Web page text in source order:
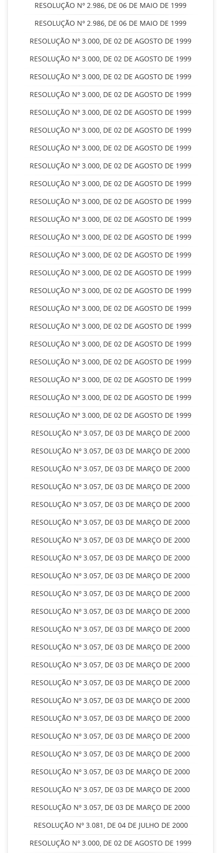
RESOLUÇÃO Nº 2.986, DE 06 DE MAIO DE 1999
RESOLUÇÃO Nº 2.986, DE 06 DE MAIO DE 1999
RESOLUÇÃO Nº 3.000, DE 02 DE AGOSTO DE 1999
RESOLUÇÃO Nº 3.000, DE 02 DE AGOSTO DE 1999
RESOLUÇÃO Nº 3.000, DE 02 DE AGOSTO DE 1999
RESOLUÇÃO Nº 3.000, DE 02 DE AGOSTO DE 1999
RESOLUÇÃO Nº 3.000, DE 02 DE AGOSTO DE 1999
RESOLUÇÃO Nº 3.000, DE 02 DE AGOSTO DE 1999
RESOLUÇÃO Nº 3.000, DE 02 DE AGOSTO DE 1999
RESOLUÇÃO Nº 3.000, DE 02 DE AGOSTO DE 1999
RESOLUÇÃO Nº 3.000, DE 02 DE AGOSTO DE 1999
RESOLUÇÃO Nº 3.000, DE 02 DE AGOSTO DE 1999
RESOLUÇÃO Nº 3.000, DE 02 DE AGOSTO DE 1999
RESOLUÇÃO Nº 3.000, DE 02 DE AGOSTO DE 1999
RESOLUÇÃO Nº 3.000, DE 02 DE AGOSTO DE 1999
RESOLUÇÃO Nº 3.000, DE 02 DE AGOSTO DE 1999
RESOLUÇÃO Nº 3.000, DE 02 DE AGOSTO DE 1999
RESOLUÇÃO Nº 3.000, DE 02 DE AGOSTO DE 1999
RESOLUÇÃO Nº 3.000, DE 02 DE AGOSTO DE 1999
RESOLUÇÃO Nº 3.000, DE 02 DE AGOSTO DE 1999
RESOLUÇÃO Nº 3.000, DE 02 DE AGOSTO DE 1999
RESOLUÇÃO Nº 3.000, DE 02 DE AGOSTO DE 1999
RESOLUÇÃO Nº 3.000, DE 02 DE AGOSTO DE 1999
RESOLUÇÃO Nº 3.000, DE 02 DE AGOSTO DE 1999
RESOLUÇÃO Nº 3.057, DE 03 DE MARÇO DE 2000
RESOLUÇÃO Nº 3.057, DE 03 DE MARÇO DE 2000
RESOLUÇÃO Nº 3.057, DE 03 DE MARÇO DE 2000
RESOLUÇÃO Nº 3.057, DE 03 DE MARÇO DE 2000
RESOLUÇÃO Nº 3.057, DE 03 DE MARÇO DE 2000
RESOLUÇÃO Nº 3.057, DE 03 DE MARÇO DE 2000
RESOLUÇÃO Nº 3.057, DE 03 DE MARÇO DE 2000
RESOLUÇÃO Nº 3.057, DE 03 DE MARÇO DE 2000
RESOLUÇÃO Nº 3.057, DE 03 DE MARÇO DE 2000
RESOLUÇÃO Nº 3.057, DE 03 DE MARÇO DE 2000
RESOLUÇÃO Nº 3.057, DE 03 DE MARÇO DE 2000
RESOLUÇÃO Nº 3.057, DE 03 DE MARÇO DE 2000
RESOLUÇÃO Nº 3.057, DE 03 DE MARÇO DE 2000
RESOLUÇÃO Nº 3.057, DE 03 DE MARÇO DE 2000
RESOLUÇÃO Nº 3.057, DE 03 DE MARÇO DE 2000
RESOLUÇÃO Nº 3.057, DE 03 DE MARÇO DE 2000
RESOLUÇÃO Nº 3.057, DE 03 DE MARÇO DE 2000
RESOLUÇÃO Nº 3.057, DE 03 DE MARÇO DE 2000
RESOLUÇÃO Nº 3.057, DE 03 DE MARÇO DE 2000
RESOLUÇÃO Nº 3.057, DE 03 DE MARÇO DE 2000
RESOLUÇÃO Nº 3.057, DE 03 DE MARÇO DE 2000
RESOLUÇÃO Nº 3.057, DE 03 DE MARÇO DE 2000
RESOLUÇÃO Nº 3.081, DE 04 DE JULHO DE 2000
RESOLUÇÃO Nº 3.000, DE 02 DE AGOSTO DE 1999